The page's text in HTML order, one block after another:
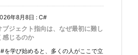
年8月8日 : C#
ブジェクト指向は、なぜ最初に難し
感じるのか
を学び始めると、多くの人がここで立